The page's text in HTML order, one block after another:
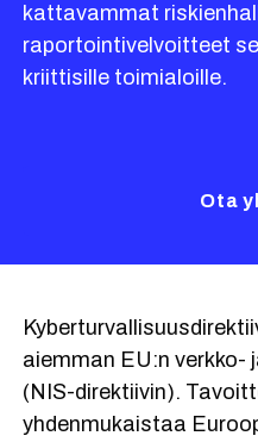
kattavammat
raportointivelvoitteet
kriittisille toimialoille.
Ota
aiemman EU:n verkko-
(NIS-direktiivin).
yhdenmukaistaa